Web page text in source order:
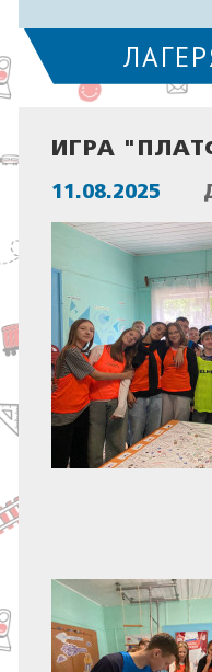
ИГРА
11.08.2025